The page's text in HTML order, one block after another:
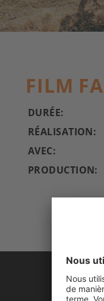
FILM
DURÉE:
RÉALISATION:
AVEC:
PRODUCTION: